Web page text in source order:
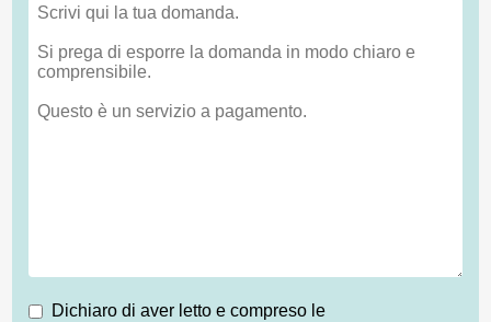
Dichiaro di aver letto e compreso le